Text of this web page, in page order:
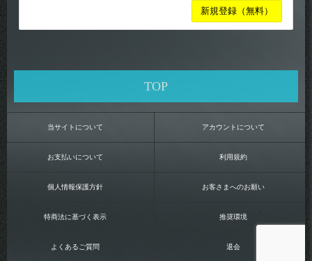
TOP
当サイトについて アカウントについて
お支払いについて 利用規約
個人情報保護方針 お客さまへのお願い
特商法に基づく表示 推奨環境
よくあるご質問 退会